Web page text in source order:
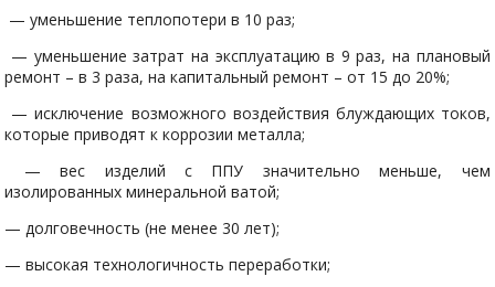
— уменьшение теплопотери в 10 раз;
— уменьшение затрат на эксплуатацию в 9 раз, на плановый
ремонт – в 3 раза, на капитальный ремонт – от 15 до 20%;
— исключение возможного воздействия блуждающих токов,
которые приводят к коррозии металла;
— вес изделий с ППУ значительно меньше, чем
изолированных минеральной ватой;
— долговечность (не менее 30 лет);
— высокая технологичность переработки;